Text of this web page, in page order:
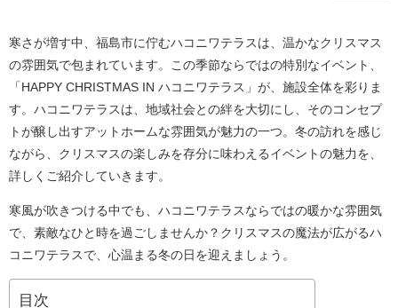
寒さが増す中、福島市に佇むハコニワテラスは、温かなクリスマス
の雰囲気で包まれています。この季節ならではの特別なイベント、
「HAPPY CHRISTMAS IN ハコニワテラス」が、施設全体を彩りま
す。ハコニワテラスは、地域社会との絆を大切にし、そのコンセプ
トが醸し出すアットホームな雰囲気が魅力の一つ。冬の訪れを感じ
ながら、クリスマスの楽しみを存分に味わえるイベントの魅力を、
詳しくご紹介していきます。
寒風が吹きつける中でも、ハコニワテラスならではの暖かな雰囲気
で、素敵なひと時を過ごしませんか？クリスマスの魔法が広がるハ
コニワテラスで、心温まる冬の日を迎えましょう。
目次